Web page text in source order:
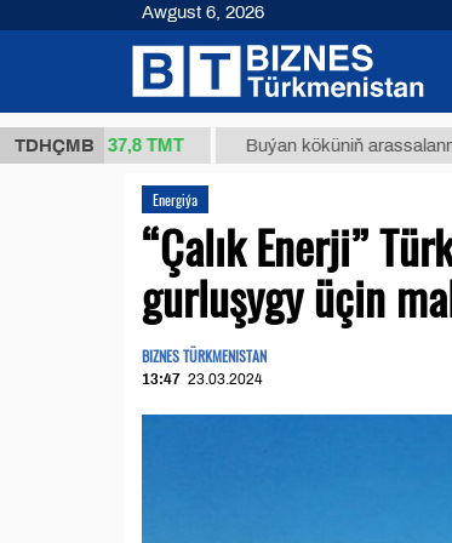
TDHÇMB
37,8 ТМТ Buýan köküniň arassalanmadyk
Energiýa
“Çalık Enerji”
gurluşygy üçin
BIZNES TÜRKMENISTAN
13:47 23.03.2024
Awgust 6, 2026